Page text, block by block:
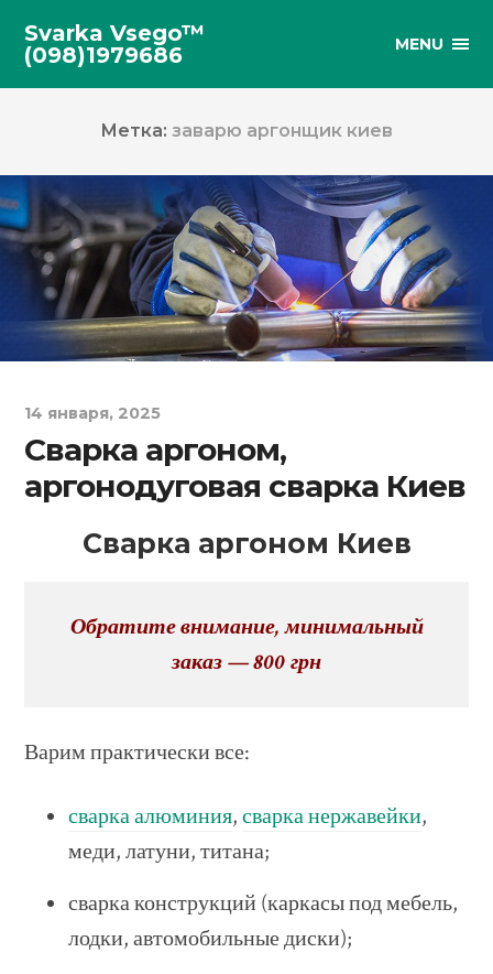
Svarka Vsego™
(098)1979686
MENU
Метка: заварю аргонщик киев
14 января, 2025
Сварка аргоном,
аргонодуговая сварка Киев
Сварка аргоном Киев
Обратите внимание, минимальный
заказ — 800 грн
Варим практически все:
сварка алюминия,сварка нержавейки,
меди, латуни, титана;
сварка конструкций (каркасы под мебель,
лодки, автомобильные диски);